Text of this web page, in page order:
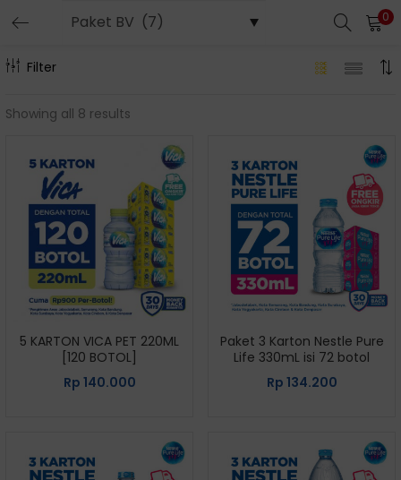
0
Filter
Showing all 8 results
5 KARTON VICA PET 220ML
[120 BOTOL]
Rp 140.000
Paket 3 Karton Nestle Pure
Life 330mL isi 72 botol
Rp 134.200